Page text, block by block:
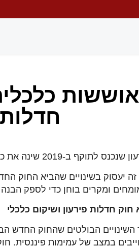
המטרה העיקרית כבר לא רק לפרוע חובות – אלא לאפשר לחייב להתאושש כלכלית.
יעסוק בשינויים שהביא החוק
ומקרים בוחן כדי לספק
חוק חדלות פירעון ושיקום כלכלי
הבולטים שהחוק החדש
במצב של עמימות פיננסית.